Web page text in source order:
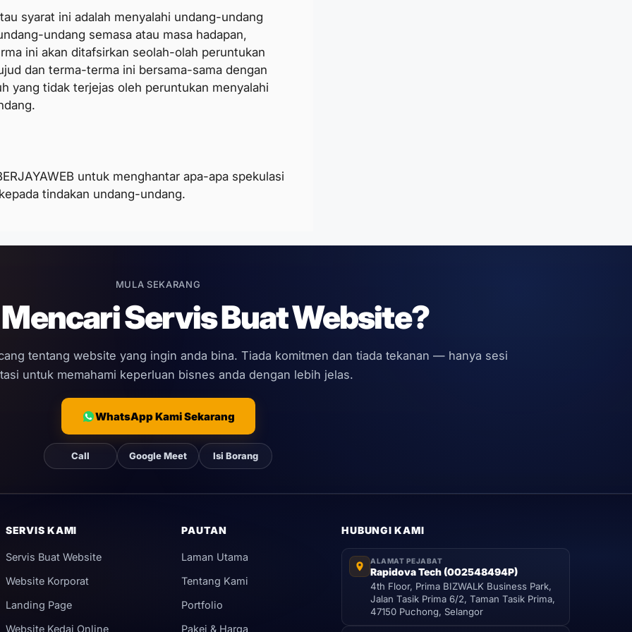
syarat ini adalah menyalahi undang-undang
undang semasa atau masa hadapan,
ini akan ditafsirkan seolah-olah peruntukan
dan terma-terma ini bersama-sama dengan
yang tidak terjejas oleh peruntukan menyalahi
untuk menghantar apa-apa spekulasi
tindakan undang-undang.
MULA SEKARANG
Servis Buat Website?
tentang website yang ingin anda bina. Tiada komitmen dan tiada tekanan — hanya sesi
untuk memahami keperluan bisnes anda dengan lebih jelas.
WhatsApp Kami Sekarang
Call Google Meet Isi Borang
SERVIS KAMI
Servis Buat Website
Website Korporat
Landing Page
Website Kedai Online
PAUTAN
Laman Utama
Tentang Kami
Portfolio
Pakej & Harga
HUBUNGI KAMI
ALAMAT PEJABAT
Rapidova Tech (002548494P)
4th Floor, Prima BIZWALK Business Park,
Jalan Tasik Prima 6/2, Taman Tasik Prima,
47150 Puchong, Selangor